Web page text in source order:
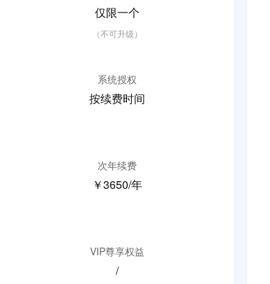
仅限一个
（不可升级）
系统授权
按续费时间
次年续费
￥3650/年
VIP尊享权益
/